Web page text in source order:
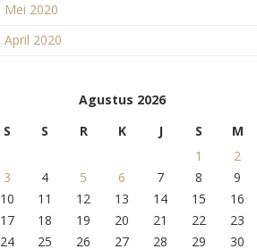
Mei 2020
April 2020
Agustus 2026
S
S R K J S
M
1
2
3
4 5 6 7 8
9
10
11 12 13 14 15
16
17
18 19 20 21 22
23
24
25 26 27 28 29 30